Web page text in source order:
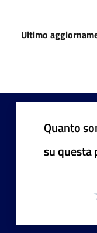
Ultimo
Quanto
su questa